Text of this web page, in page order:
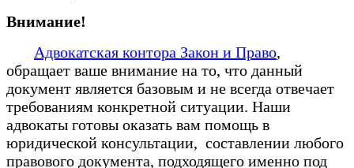
Внимание!
Адвокатская контора Закон и Право,
обращает ваше внимание на то, что данный
документ является базовым и не всегда отвечает
требованиям конкретной ситуации. Наши
адвокаты готовы оказать вам помощь в
юридической консультации, составлении любого
правового документа, подходящего именно под